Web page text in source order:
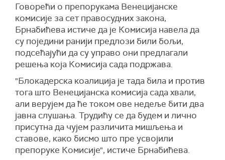
Говорећи о препорукама Венецијанске
комисије за сет правосудних закона,
Брнабићева истиче да је Комисија навела да
су поједини ранији предлози били бољи,
подсећајући да су управо они предлагали
решења која Комисија сада подржава.
"Блокадерска коалиција је тада била и против
тога што Венецијанска комисија сада хвали,
али верујем да ће током ове недеље бити два
јавна слушања. Трудићу се да будем и лично
присутна да чујем различита мишљења и
ставове, како бисмо што пре усвојили
препоруке Комисије", истиче Брнабићева.